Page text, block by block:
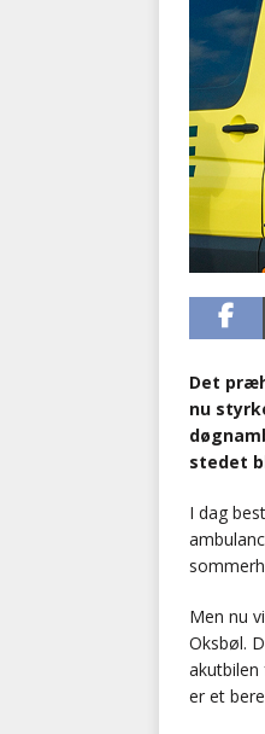
Det
nu
stedet
I dag
Men nu
Oksbøl.
er et